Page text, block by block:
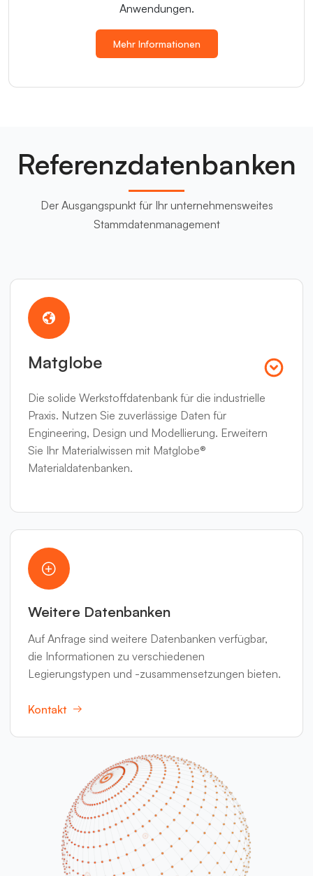
Anwendungen.
Mehr Informationen
Referenzdatenbanken
Der Ausgangspunkt für Ihr unternehmensweites
Stammdatenmanagement
Matglobe
Die solide Werkstoffdatenbank für die industrielle
Praxis. Nutzen Sie zuverlässige Daten für
Engineering, Design und Modellierung. Erweitern
Sie Ihr Materialwissen mit Matglobe®
Materialdatenbanken.
Weitere Datenbanken
Auf Anfrage sind weitere Datenbanken verfügbar,
die Informationen zu verschiedenen
Legierungstypen und -zusammensetzungen bieten.
Kontakt